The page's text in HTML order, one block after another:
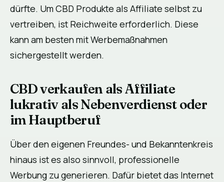
dürfte. Um CBD Produkte als Affiliate selbst zu
vertreiben, ist Reichweite erforderlich. Diese
kann am besten mit Werbemaßnahmen
sichergestellt werden.
CBD verkaufen als Affiliate
lukrativ als Nebenverdienst oder
im Hauptberuf
Über den eigenen Freundes- und Bekanntenkreis
hinaus ist es also sinnvoll, professionelle
Werbung zu generieren. Dafür bietet das Internet